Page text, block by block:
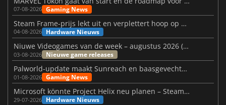
07-08-2026 Gaming News
Steam Frame-prijs lekt uit en verplettert hoop op betaalbare VR
04-08-2026 Hardware Nieuws
Niuwe Videogames van de week – augustus 2026 (week 32)
03-08-2026 Nieuwe game releases
Palworld-update maakt Sunreach en baasgevechten stabieler
01-08-2026 Gaming News
Microsoft könnte Project Helix neu planen – Steam-Support wackelt
29-07-2026 Hardware Nieuws